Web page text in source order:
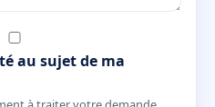
au sujet de ma